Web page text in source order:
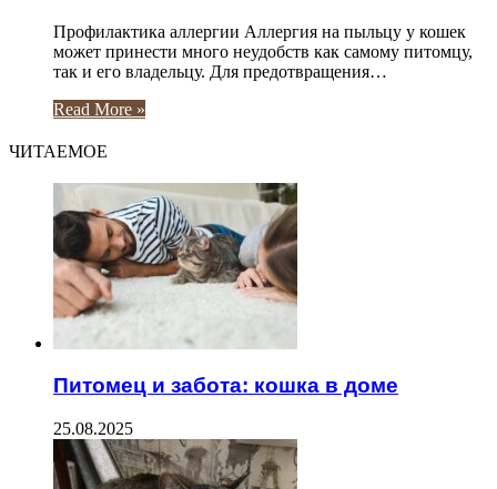
Профилактика аллергии Аллергия на пыльцу у кошек
может принести много неудобств как самому питомцу,
так и его владельцу. Для предотвращения…
Read More »
ЧИТАЕМОЕ
Питомец и забота: кошка в доме
25.08.2025